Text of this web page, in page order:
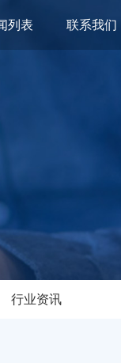
列表 联系我们
行业资讯